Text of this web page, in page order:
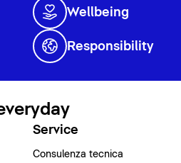
Wellbeing
Responsibility
Service
Consulenza tecnica